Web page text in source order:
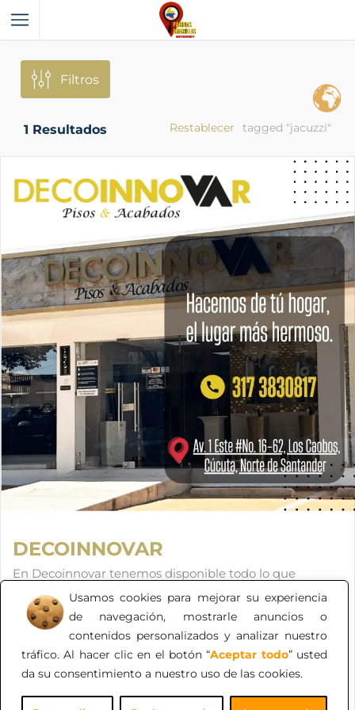
Usamos cookies para mejorar su experiencia
de navegación, mostrarle anuncios o
contenidos personalizados y analizar nuestro
tráfico. Al hacer clic en el botón “Aceptar todo” usted
da su consentimiento a nuestro uso de las cookies.
Filtros
1 Resultados tagged "jacuzzi"
Restablecer
DECOINNOVAR
En Decoinnovar tenemos disponible todo lo que
requiere para los acabados de tu proyecto, también
productos de interiorismo. En un solo lugar lo
encuentras todo, de alta calidad, nuevas colecciones y al
mejor precio. Ven y te asesoramos.